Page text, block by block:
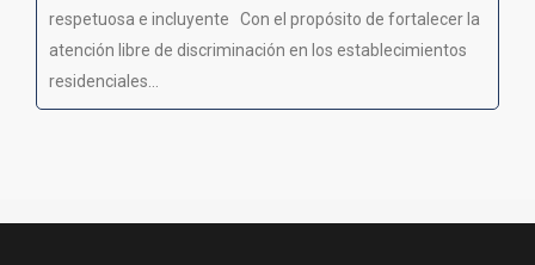
respetuosa e incluyente Con el propósito de fortalecer la
atención libre de discriminación en los establecimientos
residenciales...